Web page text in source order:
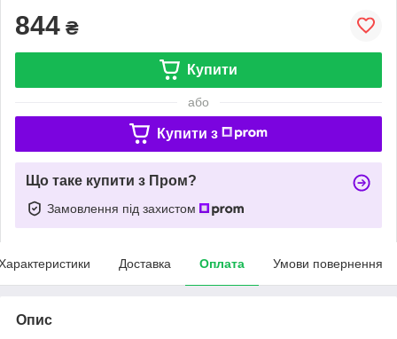
844 ₴
Купити
або
Купити з
Що таке купити з Пром?
Замовлення під захистом
Доставка Оплата Умови повернення
Опис